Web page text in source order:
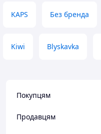
KAPS Без бренда
Kiwi Blyskavka
Покупцям
Продавцям